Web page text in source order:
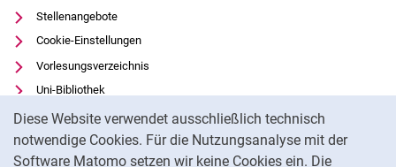
Diese Website verwendet ausschließlich technisch
notwendige Cookies. Für die Nutzungsanalyse mit der
Software Matomo setzen wir keine Cookies ein. Die
Stellenangebote
Cookie-Einstellungen
Vorlesungsverzeichnis
Uni-Bibliothek
Moodle
Panopto
Datenschutz